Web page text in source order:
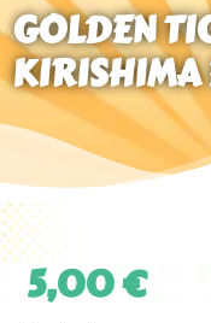
GOLDEN
KIRISHIMA
5,00€